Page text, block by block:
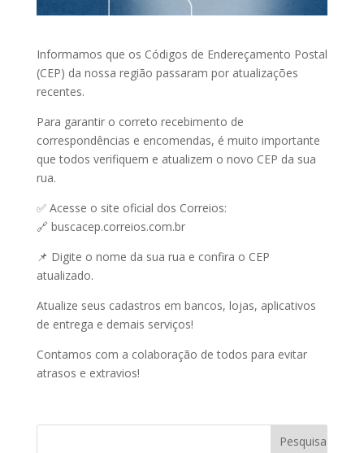
Informamos que os Códigos de Endereçamento Postal
(CEP) da nossa região passaram por atualizações
recentes.
Para garantir o correto recebimento de
correspondências e encomendas, é muito importante
que todos verifiquem e atualizem o novo CEP da sua
rua.
✅ Acesse o site oficial dos Correios:
🔗 buscacep.correios.com.br
📌 Digite o nome da sua rua e confira o CEP
atualizado.
Atualize seus cadastros em bancos, lojas, aplicativos
de entrega e demais serviços!
Contamos com a colaboração de todos para evitar
atrasos e extravios!